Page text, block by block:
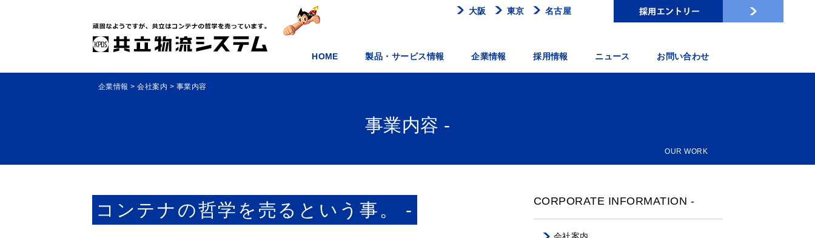
HOME 製品・サービス情報 企業情報 採用情報 ニュース お問い合わせ
大阪 東京 名古屋
企業情報 > 会社案内 > 事業内容
事業内容 -
OUR WORK
コンテナの哲学を売るという事。 - CORPORATE INFORMATION -